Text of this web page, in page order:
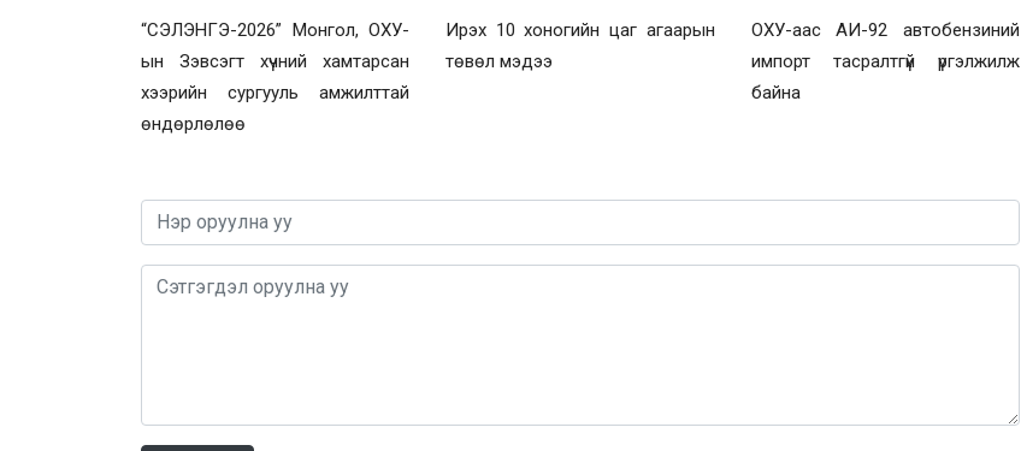
“СЭЛЭНГЭ-2026” Монгол, ОХУ-
ын Зэвсэгт хүчний хамтарсан
хээрийн сургууль амжилттай
өндөрлөлөө
Ирэх 10 хоногийн цаг агаарын
төвөл мэдээ
ОХУ-аас АИ-92 автобензиний
импорт тасралтгүй үргэлжилж
байна